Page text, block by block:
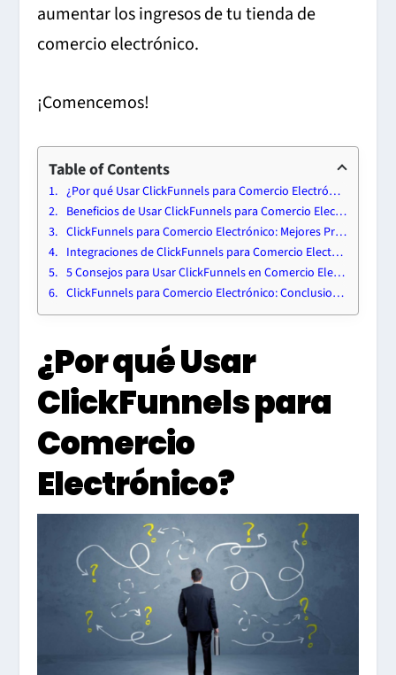
aumentar los ingresos de tu tienda de
comercio electrónico.
¡Comencemos!
Table of Contents
¿Por qué Usar ClickFunnels para Comercio Electrónico?
Beneficios de Usar ClickFunnels para Comercio Electrónico
ClickFunnels para Comercio Electrónico: Mejores Prácticas
Integraciones de ClickFunnels para Comercio Electrónico
5 Consejos para Usar ClickFunnels en Comercio Electrónico
ClickFunnels para Comercio Electrónico: Conclusiones
¿Por qué Usar
ClickFunnels para
Comercio
Electrónico?